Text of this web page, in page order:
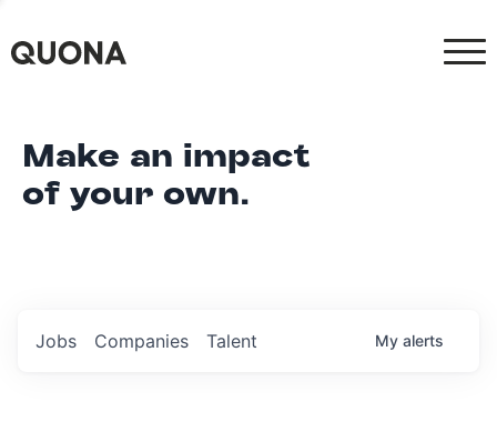
Make an impact
of your own.
Jobs Companies Talent My alerts